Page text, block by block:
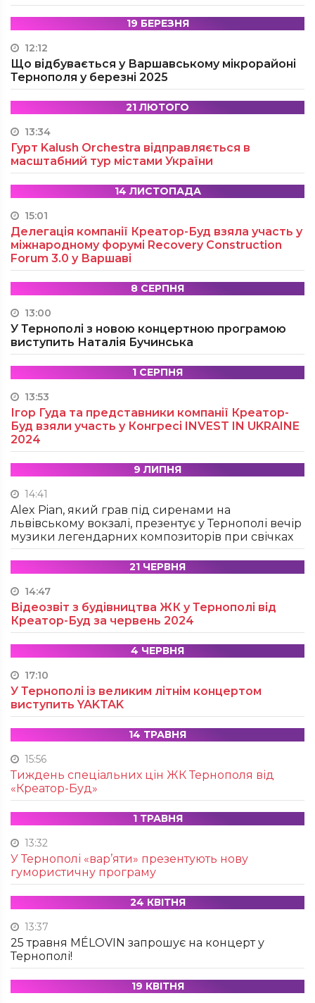
19 БЕРЕЗНЯ
12:12
Що відбувається у Варшавському мікрорайоні
Тернополя у березні 2025
21 ЛЮТОГО
13:34
Гурт Kalush Orchestra відправляється в
масштабний тур містами України
14 ЛИСТОПАДА
15:01
Делегація компанії Креатор-Буд взяла участь у
міжнародному форумі Recovery Construction
Forum 3.0 у Варшаві
8 СЕРПНЯ
13:00
У Тернополі з новою концертною програмою
виступить Наталія Бучинська
1 СЕРПНЯ
13:53
Ігор Гуда та представники компанії Креатор-
Буд взяли участь у Конгресі INVEST IN UKRAINE
2024
9 ЛИПНЯ
14:41
Alex Pian, який грав під сиренами на
львівському вокзалі, презентує у Тернополі вечір
музики легендарних композиторів при свічках
21 ЧЕРВНЯ
14:47
Відеозвіт з будівництва ЖК у Тернополі від
Креатор-Буд за червень 2024
4 ЧЕРВНЯ
17:10
У Тернополі із великим літнім концертом
виступить YAKTAK
14 ТРАВНЯ
15:56
Тиждень спеціальних цін ЖК Тернополя від
«Креатор-Буд»
1 ТРАВНЯ
13:32
У Тернополі «вар’яти» презентують нову
гумористичну програму
24 КВІТНЯ
13:37
25 травня MÉLOVIN запрошує на концерт у
Тернополі!
19 КВІТНЯ